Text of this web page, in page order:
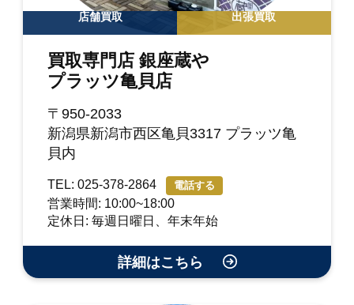
店舗買取 出張買取
買取専門店 銀座蔵や
プラッツ亀貝店
〒950-2033
新潟県新潟市西区亀貝3317 プラッツ亀
貝内
TEL: 025-378-2864 電話する
営業時間: 10:00~18:00
定休日: 毎週日曜日、年末年始
詳細はこちら